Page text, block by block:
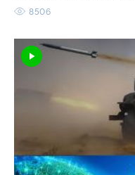
8506